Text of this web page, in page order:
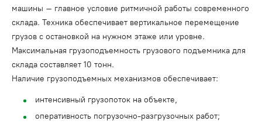
машины – главное условие ритмичной работы современного
склада. Техника обеспечивает вертикальное перемещение
грузов с остановкой на нужном этаже или уровне.
Максимальная грузоподъемность грузового подъемника для
склада составляет 10 тонн.
Наличие грузоподъемных механизмов обеспечивает:
интенсивный грузопоток на объекте,
оперативность погрузочно-разгрузочных работ;